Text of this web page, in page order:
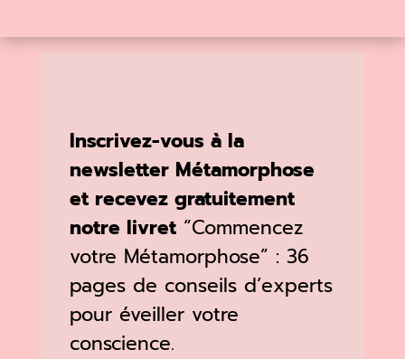
Inscrivez-vous à la
newsletter Métamorphose
et recevez gratuitement
notre livret“Commencez
votre Métamorphose” : 36
pages de conseils d’experts
pour éveiller votre
conscience.